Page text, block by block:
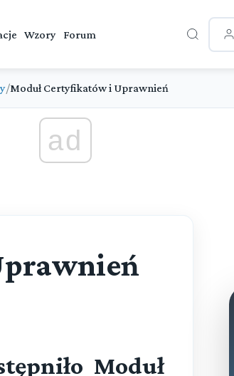
Wzory Forum
/Moduł Certyfikatów i Uprawnień
ad
Moduł